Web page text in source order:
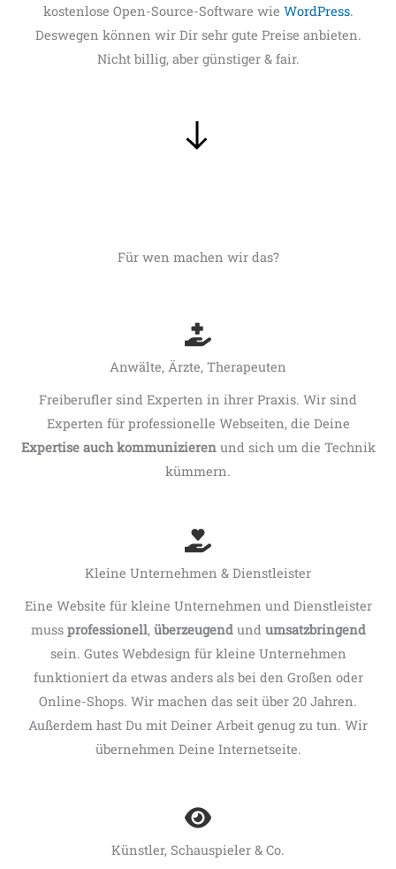
kostenlose Open-Source-Software wie WordPress.
Deswegen können wir Dir sehr gute Preise anbieten.
Nicht billig, aber günstiger & fair.
Für wen machen wir das?
Anwälte, Ärzte, Therapeuten
Freiberufler sind Experten in ihrer Praxis. Wir sind
Experten für professionelle Webseiten, die Deine
Expertise auch kommunizierenund sich um die Technik
kümmern.
Kleine Unternehmen & Dienstleister
Eine Website für kleine Unternehmen und Dienstleister
muss professionell, überzeugend und umsatzbringend
sein. Gutes Webdesign für kleine Unternehmen
funktioniert da etwas anders als bei den Großen oder
Online-Shops. Wir machen das seit über 20 Jahren.
Außerdem hast Du mit Deiner Arbeit genug zu tun. Wir
übernehmen Deine Internetseite.
Künstler, Schauspieler & Co.